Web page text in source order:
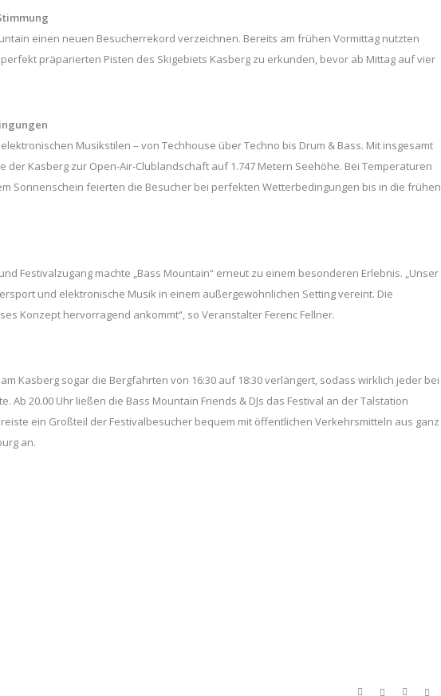
einen neuen Besucherrekord verzeichnen. Bereits am frühen Vormittag nutzten
präparierten Pisten des Skigebiets Kasberg zu erkunden, bevor ab Mittag auf vier
Musikstilen – von Techhouse über Techno bis Drum & Bass. Mit insgesamt
der Kasberg zur Open-Air-Clublandschaft auf 1.747 Metern Seehöhe. Bei Temperaturen
Sonnenschein feierten die Besucher bei perfekten Wetterbedingungen bis in die frühen
Festivalzugang machte „Bass Mountain“ erneut zu einem besonderen Erlebnis. „Unser
und elektronische Musik in einem außergewöhnlichen Setting vereint. Die
Konzept hervorragend ankommt“, so Veranstalter Ferenc Fellner.
Kasberg sogar die Bergfahrten von 16:30 auf 18:30 verlängert, sodass wirklich jeder bei
Ab 20.00 Uhr ließen die Bass Mountain Friends & DJs das Festival an der Talstation
ein Großteil der Festivalbesucher bequem mit öffentlichen Verkehrsmitteln aus ganz
an.